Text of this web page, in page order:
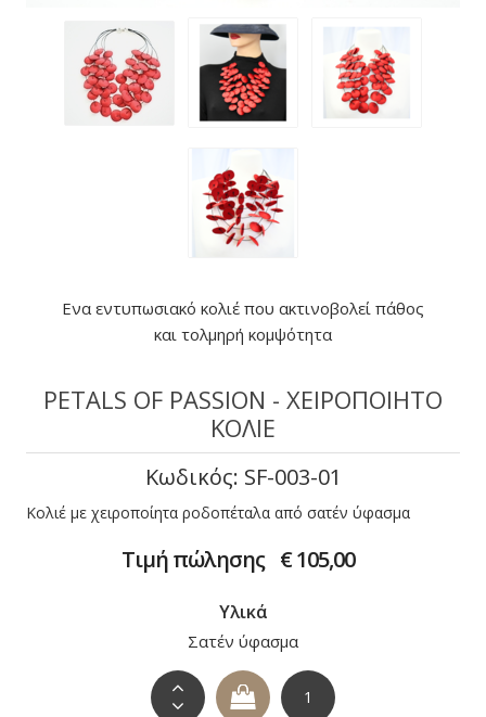
Ενα εντυπωσιακό κολιέ που ακτινοβολεί πάθος
και τολμηρή κομψότητα
PETALS OF PASSION - XΕΙΡΟΠΟΊΗΤΟ
ΚΟΛΙΈ
Κωδικός: SF-003-01
Κολιέ με χειροποίητα ροδοπέταλα από σατέν ύφασμα
Τιμή πώλησης € 105,00
Υλικά
Σατέν ύφασμα